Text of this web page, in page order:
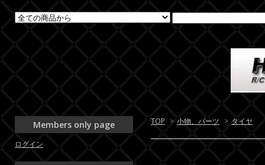
TOP > 小物、パーツ > タイヤ
Members only page
ログイン